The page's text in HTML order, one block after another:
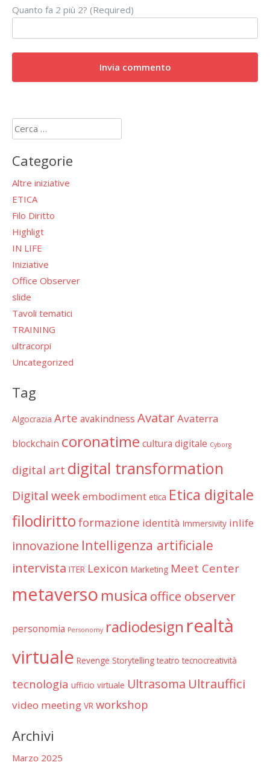
Quanto fa 2 più 2? (Required)
Ricerca
per:
Categorie
Altre iniziative
ETICA
Filo Diritto
Highligt
IN LIFE
Iniziative
Office Observer
slide
Tavoli tematici
TRAINING
ultracorpi
Uncategorized
Tag
Algocrazia Arte avakindness AvatarAvaterra
blockchain coronatime cultura digitale Cyborg
digital art digital transformation
Digital weekembodiment etica Etica digitale
filodiritto formazione identità Immersivity inlife
innovazione Intelligenza artificiale
intervista ITER Lexicon Marketing Meet Center
metaverso musica office observer
personomia Personomy radiodesign realtà
virtuale Revenge Storytelling teatro tecnocreatività
tecnologia ufficio virtuale Ultrasoma Ultrauffici
video meeting VR workshop
Archivi
Marzo 2025